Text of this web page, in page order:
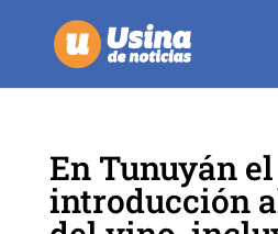
En Tunuyán
introducción